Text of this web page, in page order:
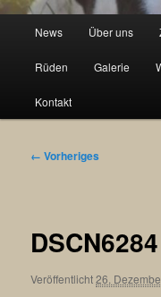
News Über uns
Rüden Galerie
Kontakt
Bilder-
← Vorheriges
DSCN6284
Veröffentlicht26.